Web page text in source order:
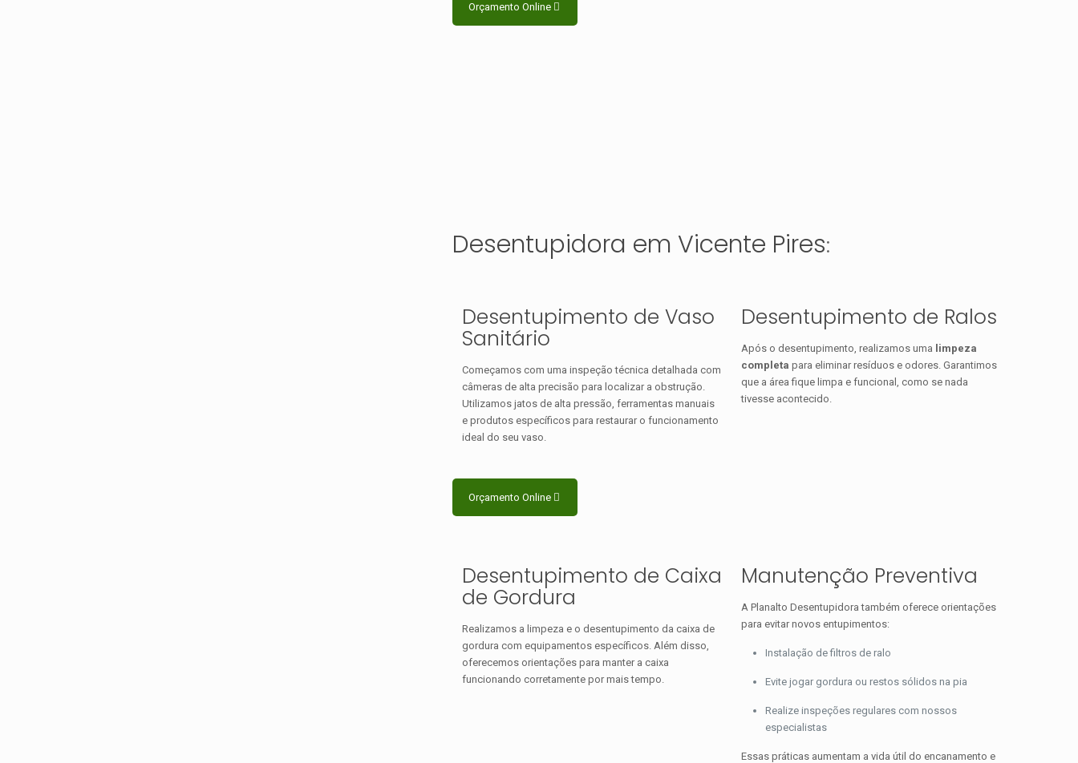
Orçamento Online
Desentupidora em Vicente Pires:
Desentupimento de Vaso
Sanitário
Começamos com uma inspeção técnica detalhada com
câmeras de alta precisão para localizar a obstrução.
Utilizamos jatos de alta pressão, ferramentas manuais
e produtos específicos para restaurar o funcionamento
ideal do seu vaso.
Desentupimento de Ralos
Após o desentupimento, realizamos uma limpeza
completa para eliminar resíduos e odores. Garantimos
que a área fique limpa e funcional, como se nada
tivesse acontecido.
Orçamento Online
Desentupimento de Caixa
de Gordura
Realizamos a limpeza e o desentupimento da caixa de
gordura com equipamentos específicos. Além disso,
oferecemos orientações para manter a caixa
funcionando corretamente por mais tempo.
Manutenção Preventiva
A Planalto Desentupidora também oferece orientações
para evitar novos entupimentos:
Instalação de filtros de ralo
Evite jogar gordura ou restos sólidos na pia
Realize inspeções regulares com nossos
especialistas
Essas práticas aumentam a vida útil do encanamento e